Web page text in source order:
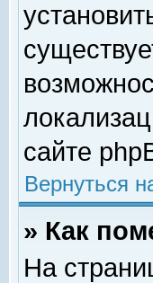
сайте
Вернуться
» Как
На